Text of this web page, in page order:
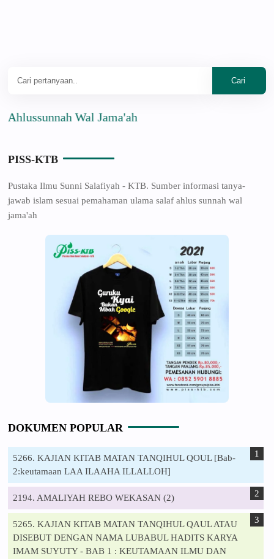
Wal Jama'ah
PISS-KTB
Pustaka Ilmu Sunni Salafiyah - KTB. Sumber informasi tanya-
jawab islam sesuai pemahaman ulama salaf ahlus sunnah wal
jama'ah
DOKUMEN POPULAR
5266. KAJIAN KITAB MATAN TANQIHUL QOUL [Bab-
2:keutamaan LAA ILAAHA ILLALLOH]
2194. AMALIYAH REBO WEKASAN (2)
5265. KAJIAN KITAB MATAN TANQIHUL QAUL ATAU
DISEBUT DENGAN NAMA LUBABUL HADITS KARYA
IMAM SUYUTY - BAB 1 : KEUTAMAAN ILMU DAN